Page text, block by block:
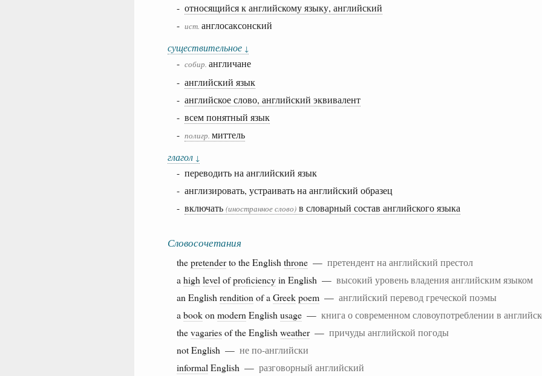
- относящийся к английскому языку, английский
- ист. англосаксонский
существительное ↓
- собир. англичане
- английский язык
- английское слово, английский эквивалент
- всем понятный язык
- полигр. миттель
глагол ↓
- переводить на английский язык
- англизировать, устраивать на английский образец
- включать (иностранное слово) в словарный состав английского языка
Словосочетания
thepretenderto the English throne — претендент на английский престол
a high level ofproficiencyin English — высокий уровень владения английским языком
an English rendition of a Greekpoem — английский перевод греческой поэмы
a bookon modern English usage — книга о современном словоупотреблении в
thevagariesof the English weather— причуды английской погоды
not English — не по-английски
informal English — разговорный английский